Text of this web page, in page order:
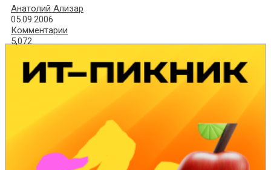
Анатолий Ализар
05.09.2006
Комментарии
5,072